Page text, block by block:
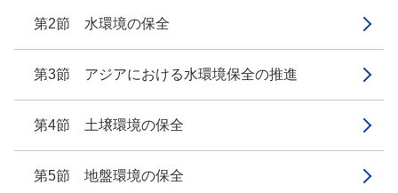
第2節 水環境の保全
第3節 アジアにおける水環境保全の推進
第4節 土壌環境の保全
第5節 地盤環境の保全